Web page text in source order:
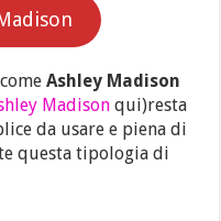
Ashley Madison
Madison qui)resta
da usare e piena di
questa tipologia di